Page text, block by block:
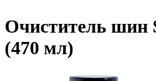
Очиститель шин
(470 мл)